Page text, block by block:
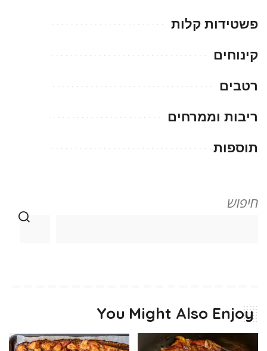
פשטידות קלות
קינוחים
רטבים
ריבות וממרחים
תוספות
חיפוש
You Might Also Enjoy